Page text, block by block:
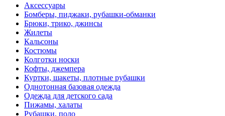
Аксессуары
Бомберы, пиджаки, рубашки-обманки
Брюки, трико, джинсы
Жилеты
Кальсоны
Костюмы
Колготки носки
Кофты, джемпера
Куртки, шакеты, плотные рубашки
Однотонная базовая одежда
Одежда для детского сада
Пижамы, халаты
Рубашки, поло